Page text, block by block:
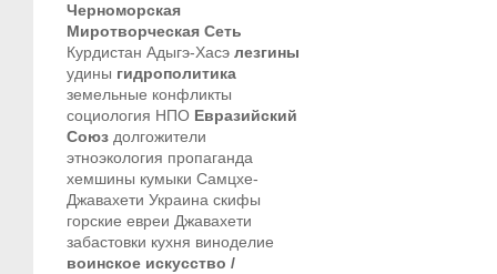
Черноморская
Миротворческая Сеть
Курдистан Адыгэ-Хасэ лезгины
удины гидрополитика
земельные конфликты
социология НПО Евразийский
Союз долгожители
этноэкология пропаганда
хемшины кумыки Самцхе-
Джавахети Украина скифы
горские евреи Джавахети
забастовки кухня виноделие
воинское искусство /